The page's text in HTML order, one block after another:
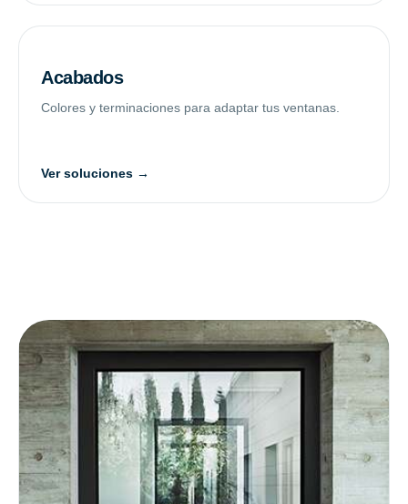
Acabados
Colores y terminaciones para adaptar tus ventanas.
Ver soluciones →